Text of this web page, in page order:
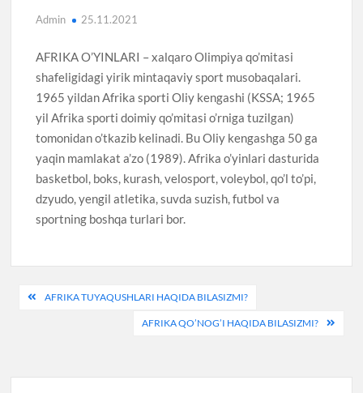
Admin 25.11.2021
AFRIKA O’YINLARI – xalqaro Olimpiya qo’mitasi
shafeligidagi yirik mintaqaviy sport musobaqalari.
1965 yildan Afrika sporti Oliy kengashi (KSSA; 1965
yil Afrika sporti doimiy qo’mitasi o’rniga tuzilgan)
tomonidan o’tkazib kelinadi. Bu Oliy kengashga 50 ga
yaqin mamlakat a’zo (1989). Afrika o’yinlari dasturida
basketbol, boks, kurash, velosport, voleybol, qo’l to’pi,
dzyudo, yengil atletika, suvda suzish, futbol va
sportning boshqa turlari bor.
PostAFRIKA TUYAQUSHLARI HAQIDA BILASIZMI?
AFRIKA QO’NOG’I HAQIDA BILASIZMI?